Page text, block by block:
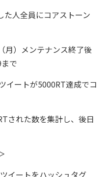
た人全員にコアストーン
月）メンテナンス終了後
で
イートが5000RT達成でコ
された数を集計し、後日
イートをハッシュタグ